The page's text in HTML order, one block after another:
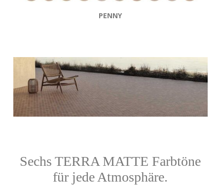
PENNY
Sechs TERRA MATTE Farbtöne
für jede Atmosphäre.